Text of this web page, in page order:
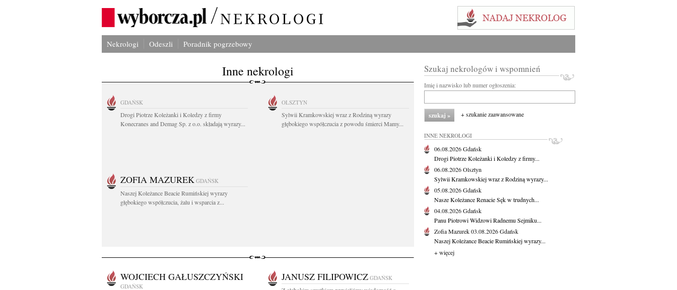
Nekrologi Odeszli Poradnik pogrzebowy
Inne nekrologi
GDAŃSK
Drogi Piotrze Koleżanki i Koledzy z firmy
Konecranes and Demag Sp. z o.o. składają wyrazy...
OLSZTYN
Sylwii Kramkowskiej wraz z Rodziną wyrazy
głębokiego współczucia z powodu śmierci Mamy...
ZOFIA MAZUREK GDAŃSK
Naszej Koleżance Beacie Rumińskiej wyrazy
głębokiego współczucia, żalu i wsparcia z...
WOJCIECH GAŁUSZCZYŃSKI
GDAŃSK
JANUSZ FILIPOWICZ GDAŃSK
Szukaj nekrologów i wspomnień
Imię i nazwisko lub numer ogłoszenia:
+ szukanie zaawansowane
INNE NEKROLOGI
06.08.2026Gdańsk
Drogi Piotrze Koleżanki i Koledzy z firmy...
06.08.2026Olsztyn
Sylwii Kramkowskiej wraz z Rodziną wyrazy...
05.08.2026Gdańsk
Nasze Koleżance Renacie Sęk w trudnych...
04.08.2026Gdańsk
Panu Piotrowi Widzowi Radnemu Sejmiku...
Zofia Mazurek03.08.2026Gdańsk
Naszej Koleżance Beacie Rumińskiej wyrazy...
+ więcej